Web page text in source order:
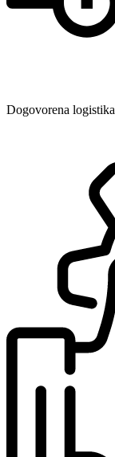
Dogovorena logistika